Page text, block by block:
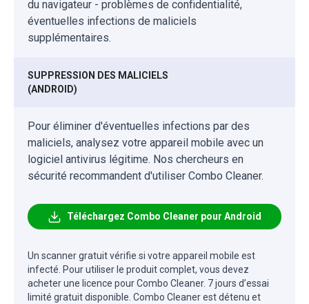
du navigateur - problèmes de confidentialité,
éventuelles infections de maliciels
supplémentaires.
SUPPRESSION DES MALICIELS
(ANDROID)
Pour éliminer d'éventuelles infections par des
maliciels, analysez votre appareil mobile avec un
logiciel antivirus légitime. Nos chercheurs en
sécurité recommandent d'utiliser Combo Cleaner.
Téléchargez Combo Cleaner pour Android
Un scanner gratuit vérifie si votre appareil mobile est
infecté. Pour utiliser le produit complet, vous devez
acheter une licence pour Combo Cleaner. 7 jours d’essai
limité gratuit disponible. Combo Cleaner est détenu et